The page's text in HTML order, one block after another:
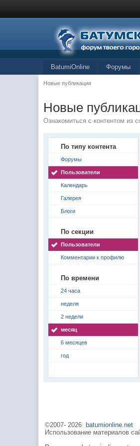
BatumiOnline Форумы
Новые публикации
Новые
Ознакомиться с контентом из
По типу контента
Форумы
Пользователи
Календарь
Галерея
Блоги
По секции
Пользователи
Комментарии к профилю
По времени
24 часа
неделя
2 недели
месяц
6 месяцев
год
©2007-2026
batumionline.net
Использование материалов